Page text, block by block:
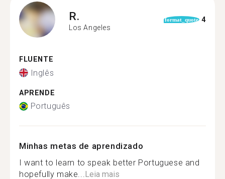
R.
Los Angeles
format_quote 4
FLUENTE
Inglês
APRENDE
Português
Minhas metas de aprendizado
I want to learn to speak better Portuguese and
hopefully make...Leia mais